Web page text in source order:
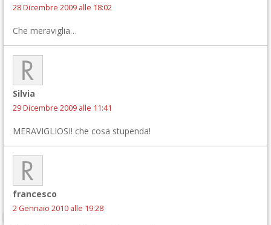
28 Dicembre 2009 alle 18:02
Che meraviglia…
Silvia
29 Dicembre 2009 alle 11:41
MERAVIGLIOSI! che cosa stupenda!
francesco
2 Gennaio 2010 alle 19:28